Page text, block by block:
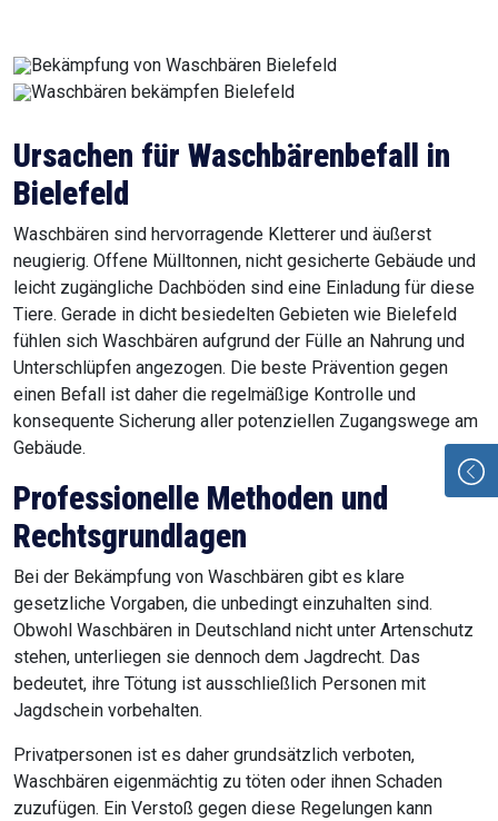
Ursachen für Waschbärenbefall in
Bielefeld
Waschbären sind hervorragende Kletterer und äußerst
neugierig. Offene Mülltonnen, nicht gesicherte Gebäude und
leicht zugängliche Dachböden sind eine Einladung für diese
Tiere. Gerade in dicht besiedelten Gebieten wie Bielefeld
fühlen sich Waschbären aufgrund der Fülle an Nahrung und
Unterschlüpfen angezogen. Die beste Prävention gegen
einen Befall ist daher die regelmäßige Kontrolle und
konsequente Sicherung aller potenziellen Zugangswege am
Gebäude.
Professionelle Methoden und
Rechtsgrundlagen
Bei der Bekämpfung von Waschbären gibt es klare
gesetzliche Vorgaben, die unbedingt einzuhalten sind.
Obwohl Waschbären in Deutschland nicht unter Artenschutz
stehen, unterliegen sie dennoch dem Jagdrecht. Das
bedeutet, ihre Tötung ist ausschließlich Personen mit
Jagdschein vorbehalten.
Privatpersonen ist es daher grundsätzlich verboten,
Waschbären eigenmächtig zu töten oder ihnen Schaden
zuzufügen. Ein Verstoß gegen diese Regelungen kann